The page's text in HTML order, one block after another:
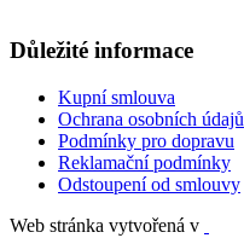
Důležité informace
Kupní smlouva
Ochrana osobních údajů
Podmínky pro dopravu
Reklamační podmínky
Odstoupení od smlouvy
Web stránka vytvořená v